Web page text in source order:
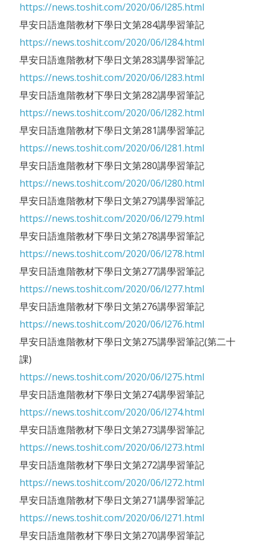
https://news.toshit.com/2020/06/l285.html
早安日語進階教材下學日文第284講學習筆記
https://news.toshit.com/2020/06/l284.html
早安日語進階教材下學日文第283講學習筆記
https://news.toshit.com/2020/06/l283.html
早安日語進階教材下學日文第282講學習筆記
https://news.toshit.com/2020/06/l282.html
早安日語進階教材下學日文第281講學習筆記
https://news.toshit.com/2020/06/l281.html
早安日語進階教材下學日文第280講學習筆記
https://news.toshit.com/2020/06/l280.html
早安日語進階教材下學日文第279講學習筆記
https://news.toshit.com/2020/06/l279.html
早安日語進階教材下學日文第278講學習筆記
https://news.toshit.com/2020/06/l278.html
早安日語進階教材下學日文第277講學習筆記
https://news.toshit.com/2020/06/l277.html
早安日語進階教材下學日文第276講學習筆記
https://news.toshit.com/2020/06/l276.html
早安日語進階教材下學日文第275講學習筆記(第二十
課)
https://news.toshit.com/2020/06/l275.html
早安日語進階教材下學日文第274講學習筆記
https://news.toshit.com/2020/06/l274.html
早安日語進階教材下學日文第273講學習筆記
https://news.toshit.com/2020/06/l273.html
早安日語進階教材下學日文第272講學習筆記
https://news.toshit.com/2020/06/l272.html
早安日語進階教材下學日文第271講學習筆記
https://news.toshit.com/2020/06/l271.html
早安日語進階教材下學日文第270講學習筆記